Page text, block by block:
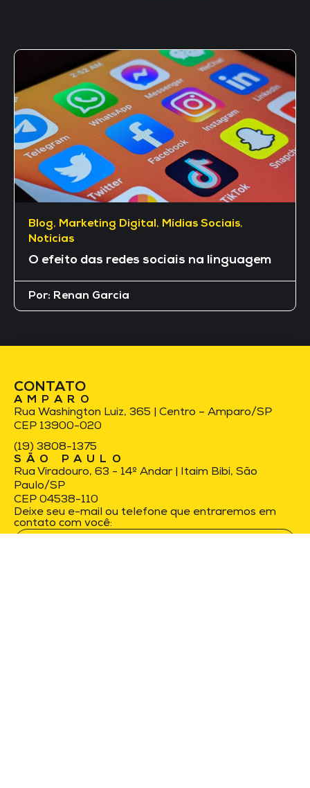
Blog, Marketing Digital , Mídias Sociais,
Notícias
O efeito das redes sociais na linguagem
Por: Renan Garcia
CONTATO
AMPARO
Rua Washington Luiz, 365 | Centro – Amparo/SP
CEP 13900-020
(19) 3808-1375
SÃO PAULO
Rua Viradouro, 63 - 14º Andar | Itaim Bibi, São
Paulo/SP
CEP 04538-110
Deixe seu e-mail ou telefone que entraremos em
contato com você: